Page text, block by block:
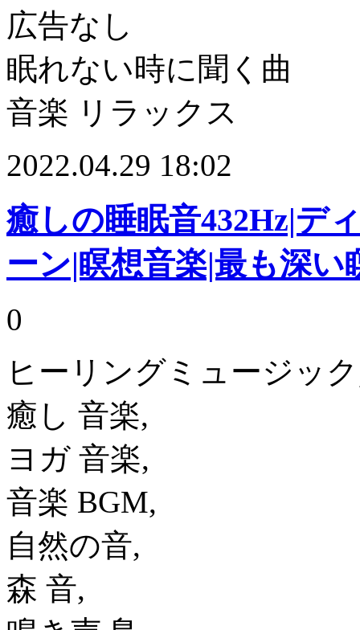
広告なし
眠れない時に聞く曲
音楽 リラックス
2022.04.29 18:02
癒しの睡眠音432Hz|デ
ーン|瞑想音楽|最も深い
0
ヒーリングミュージッ
癒し 音楽,
ヨガ 音楽,
音楽 BGM,
自然の音,
森 音,